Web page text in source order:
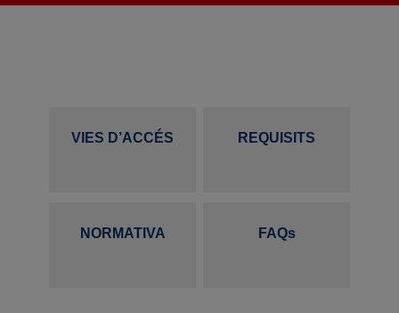
VIES D’ACCÉS REQUISITS
NORMATIVA FAQs